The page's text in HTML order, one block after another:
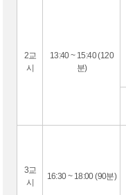
2교
시
13:40 ~ 15:40 (120
분)
3교
시
16:30 ~ 18:00 (90분)